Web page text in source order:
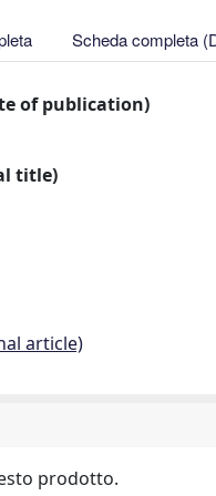
Scheda completa
of publication)
title)
article)
prodotto.